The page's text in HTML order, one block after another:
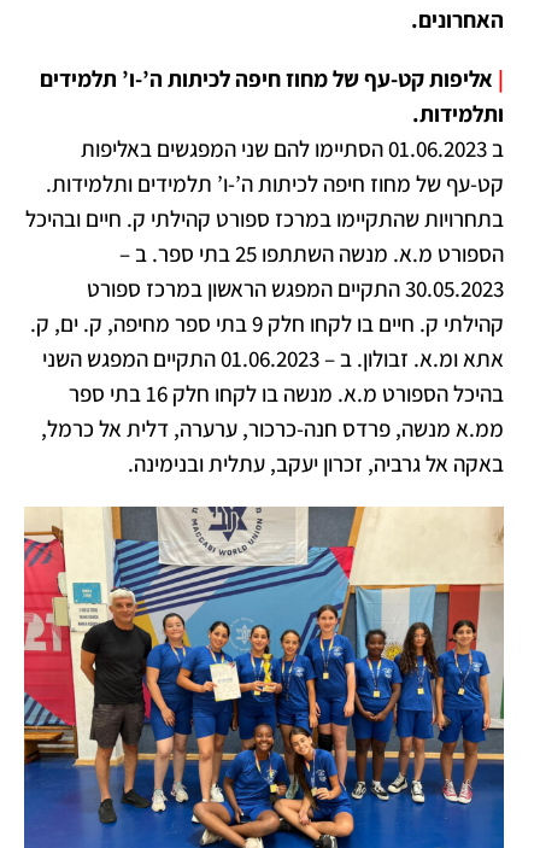
האחרונים.
| אליפות קט-עף של מחוז חיפה לכיתות ה’-ו’ תלמידים
ותלמידות.
ב 01.06.2023 הסתיימו להם שני המפגשים באליפות
קט-עף של מחוז חיפה לכיתות ה’-ו’ תלמידים ותלמידות.
בתחרויות שהתקיימו במרכז ספורט קהילתי ק. חיים ובהיכל
הספורט מ.א. מנשה השתתפו 25 בתי ספר. ב –
30.05.2023 התקיים המפגש הראשון במרכז ספורט
קהילתי ק. חיים בו לקחו חלק 9 בתי ספר מחיפה, ק. ים, ק.
אתא ומ.א. זבולון. ב – 01.06.2023 התקיים המפגש השני
בהיכל הספורט מ.א. מנשה בו לקחו חלק 16 בתי ספר
ממ.א מנשה, פרדס חנה-כרכור, ערערה, דלית אל כרמל,
באקה אל גרביה, זכרון יעקב, עתלית ובנימינה.